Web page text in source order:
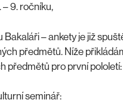
– 9. ročníku,
Bakaláři – ankety je již
předmětů. Níže
předmětů pro první pololetí:
seminář: